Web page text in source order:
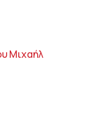
Μιχαήλ